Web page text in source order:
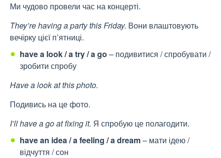
Ми чудово провели час на концерті.
They’re having a party this Friday. Вони влаштовують
вечірку цієї п’ятниці.
have a look / a try / a go – подивитися / спробувати /
зробити спробу
Have a look at this photo.
Подивись на це фото.
I’ll have a go at fixing it. Я спробую це полагодити.
have an idea / a feeling / a dream– мати ідею /
відчуття / сон